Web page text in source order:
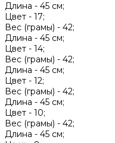
Длина - 45 см;
Цвет - 17;
Вес (грамы) - 42;
Длина - 45 см;
Цвет - 14;
Вес (грамы) - 42;
Длина - 45 см;
Цвет - 12;
Вес (грамы) - 42;
Длина - 45 см;
Цвет - 10;
Вес (грамы) - 42;
Длина - 45 см;